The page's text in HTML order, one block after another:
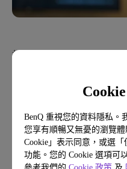
BenQ 重視您的資料隱私。
您享有順暢又無憂的瀏覽
Cookie」表示同意，或選
功能。您的 Cookie 選項可
打開自己的手機並往上
機與 BenQ E65-720 必
手機鏡射的方式因為網
會有差異，可以看這篇